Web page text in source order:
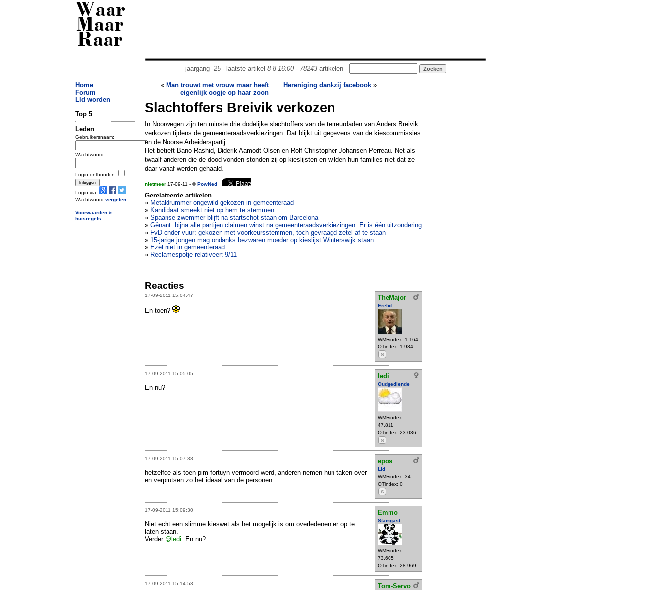
Waar
Maar
Raar
jaargang -25- laatste artikel 8-8 16:00- 78243artikelen -
Home
Forum
Lid worden
Top 5
Leden
Gebruikersnaam:
Wachtwoord:
Login onthouden
Login via:
Wachtwoord vergeten
Voorwaarden &
huisregels
« Man trouwt met vrouw maar heeft
eigenlijk oogje op haar zoon
Hereniging dankzij facebook »
Slachtoffers Breivik verkozen
In Noorwegen zijn ten minste drie dodelijke slachtoffers van de terreurdaden van Anders Breivik
verkozen tijdens de gemeenteraadsverkiezingen. Dat blijkt uit gegevens van de kiescommissies
en de Noorse Arbeiderspartij.
Het betreft Bano Rashid, Diderik Aamodt-Olsen en Rolf Christopher Johansen Perreau. Net als
twaalf anderen die de dood vonden stonden zij op kieslijsten en wilden hun families niet dat ze
daar vanaf werden gehaald.
nietmeer 17-09-11 - ©PowNed
Gerelateerde artikelen
» Metaldrummer ongewild gekozen in gemeenteraad
» Kandidaat smeekt niet op hem te stemmen
» Spaanse zwemmer blijft na startschot staan om Barcelona
» Gênant: bijna alle partijen claimen winst na gemeenteraadsverkiezingen. Er is één uitzondering
» FvD onder vuur: gekozen met voorkeursstemmen, toch gevraagd zetel af te staan
» 15-jarige jongen mag ondanks bezwaren moeder op kieslijst Winterswijk staan
» Ezel niet in gemeenteraad
» Reclamespotje relativeert 9/11
Reacties
17-09-2011 15:04:47 TheMajor
Erelid
WMRindex: 1.164
OTindex: 1.934
S
En toen?
17-09-2011 15:05:05 ledi
Oudgediende
WMRindex:
47.811
OTindex: 23.036
S
En nu?
17-09-2011 15:07:38 epos
Lid
WMRindex: 34
OTindex: 0
S
hetzelfde als toen pim fortuyn vermoord werd, anderen nemen hun taken over
en verprutsen zo het ideaal van de personen.
17-09-2011 15:09:30 Emmo
Stamgast
WMRindex:
73.605
OTindex: 28.969
Niet echt een slimme kieswet als het mogelijk is om overledenen er op te
laten staan.
Verder @ledi: En nu?
17-09-2011 15:14:53 Tom-Servo